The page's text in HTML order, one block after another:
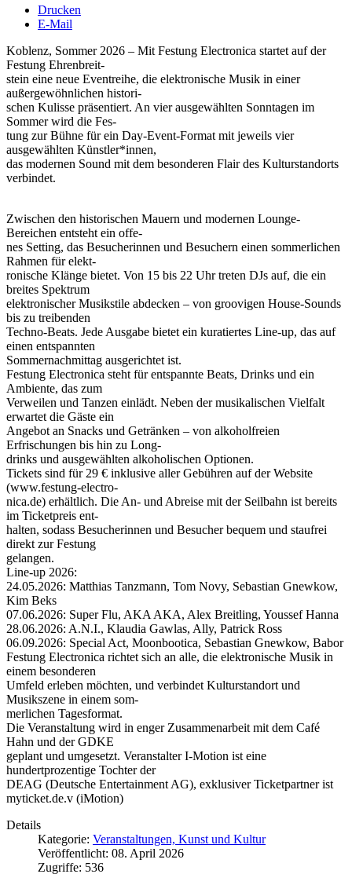
Drucken
E-Mail
Koblenz, Sommer 2026 – Mit Festung Electronica startet auf der
Festung Ehrenbreit-
stein eine neue Eventreihe, die elektronische Musik in einer
außergewöhnlichen histori-
schen Kulisse präsentiert. An vier ausgewählten Sonntagen im
Sommer wird die Fes-
tung zur Bühne für ein Day-Event-Format mit jeweils vier
ausgewählten Künstler*innen,
das modernen Sound mit dem besonderen Flair des Kulturstandorts
verbindet.
Zwischen den historischen Mauern und modernen Lounge-
Bereichen entsteht ein offe-
nes Setting, das Besucherinnen und Besuchern einen sommerlichen
Rahmen für elekt-
ronische Klänge bietet. Von 15 bis 22 Uhr treten DJs auf, die ein
breites Spektrum
elektronischer Musikstile abdecken – von groovigen House-Sounds
bis zu treibenden
Techno-Beats. Jede Ausgabe bietet ein kuratiertes Line-up, das auf
einen entspannten
Sommernachmittag ausgerichtet ist.
Festung Electronica steht für entspannte Beats, Drinks und ein
Ambiente, das zum
Verweilen und Tanzen einlädt. Neben der musikalischen Vielfalt
erwartet die Gäste ein
Angebot an Snacks und Getränken – von alkoholfreien
Erfrischungen bis hin zu Long-
drinks und ausgewählten alkoholischen Optionen.
Tickets sind für 29 € inklusive aller Gebühren auf der Website
(www.festung-electro-
nica.de) erhältlich. Die An- und Abreise mit der Seilbahn ist bereits
im Ticketpreis ent-
halten, sodass Besucherinnen und Besucher bequem und staufrei
direkt zur Festung
gelangen.
Line-up 2026:
24.05.2026: Matthias Tanzmann, Tom Novy, Sebastian Gnewkow,
Kim Beks
07.06.2026: Super Flu, AKA AKA, Alex Breitling, Youssef Hanna
28.06.2026: A.N.I., Klaudia Gawlas, Ally, Patrick Ross
06.09.2026: Special Act, Moonbootica, Sebastian Gnewkow, Babor
Festung Electronica richtet sich an alle, die elektronische Musik in
einem besonderen
Umfeld erleben möchten, und verbindet Kulturstandort und
Musikszene in einem som-
merlichen Tagesformat.
Die Veranstaltung wird in enger Zusammenarbeit mit dem Café
Hahn und der GDKE
geplant und umgesetzt. Veranstalter I-Motion ist eine
hundertprozentige Tochter der
DEAG (Deutsche Entertainment AG), exklusiver Ticketpartner ist
myticket.de.v (iMotion)
Details
Kategorie: Veranstaltungen, Kunst und Kultur
Veröffentlicht: 08. April 2026
Zugriffe: 536